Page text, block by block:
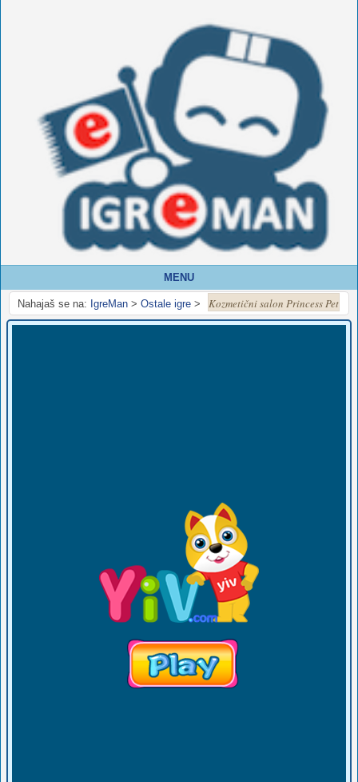
MENU
Nahajaš se na: IgreMan > Ostale igre > Kozmetični salon Princess Pet